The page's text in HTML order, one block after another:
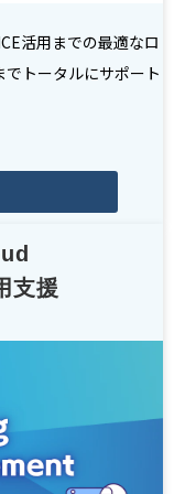
活用までの最適なロ
トータルにサポート
支援